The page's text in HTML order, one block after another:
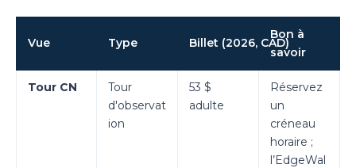
Vue Type Billet (2026, CAD)
Bon à
savoir
Tour CN
Tour
d'observat
ion
53 $
adulte
Réservez
un
créneau
horaire ;
l’EdgeWal